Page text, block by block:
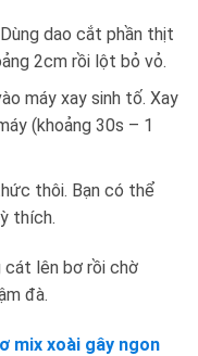
dao cắt phần thịt
2cm rồi lột bỏ vỏ.
máy xay sinh tố. Xay
(khoảng 30s – 1
thôi. Bạn có thể
thích.
lên bơ rồi chờ
đà.
mix xoài gây ngon